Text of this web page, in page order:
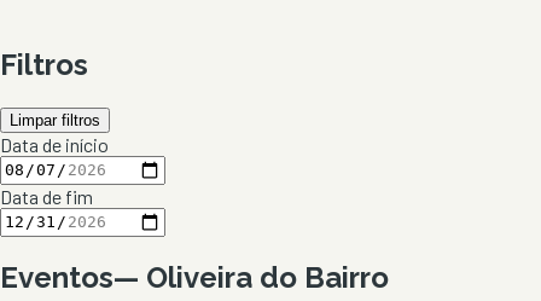
Filtros
Limpar filtros
Data de início
Data de fim
Eventos— Oliveira do Bairro